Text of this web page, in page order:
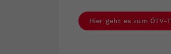
Hier geht es zum ÖTV-